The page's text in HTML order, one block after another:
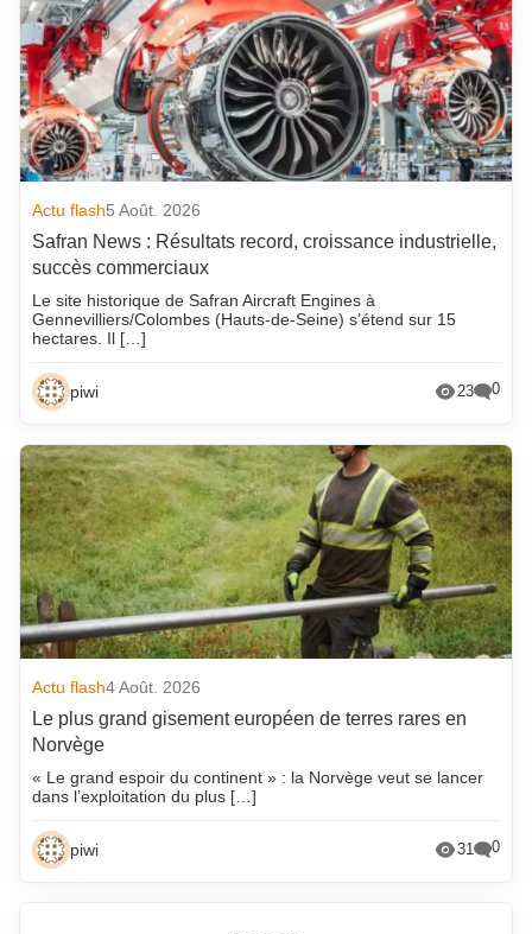
Actu flash5 Août. 2026
Safran News : Résultats record, croissance industrielle,
succès commerciaux
Le site historique de Safran Aircraft Engines à
Gennevilliers/Colombes (Hauts-de-Seine) s’étend sur 15
hectares. Il […]
piwi 23 0
Actu flash4 Août. 2026
Le plus grand gisement européen de terres rares en
Norvège
« Le grand espoir du continent » : la Norvège veut se lancer
dans l’exploitation du plus […]
piwi 31 0